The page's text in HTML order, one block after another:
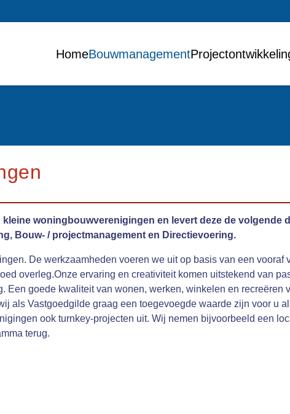
HomeBouwmanagement
woningbouwverenigingen en levert deze de volgende
Bouw- / projectmanagement en Directievoering.
De werkzaamheden voeren we uit op basis van een vooraf
overleg.Onze ervaring en creativiteit komen uitstekend van
Een goede kwaliteit van wonen, werken, winkelen en recreëren
als Vastgoedgilde graag een toegevoegde waarde zijn voor u
ook turnkey-projecten uit. Wij nemen bijvoorbeeld een
terug.